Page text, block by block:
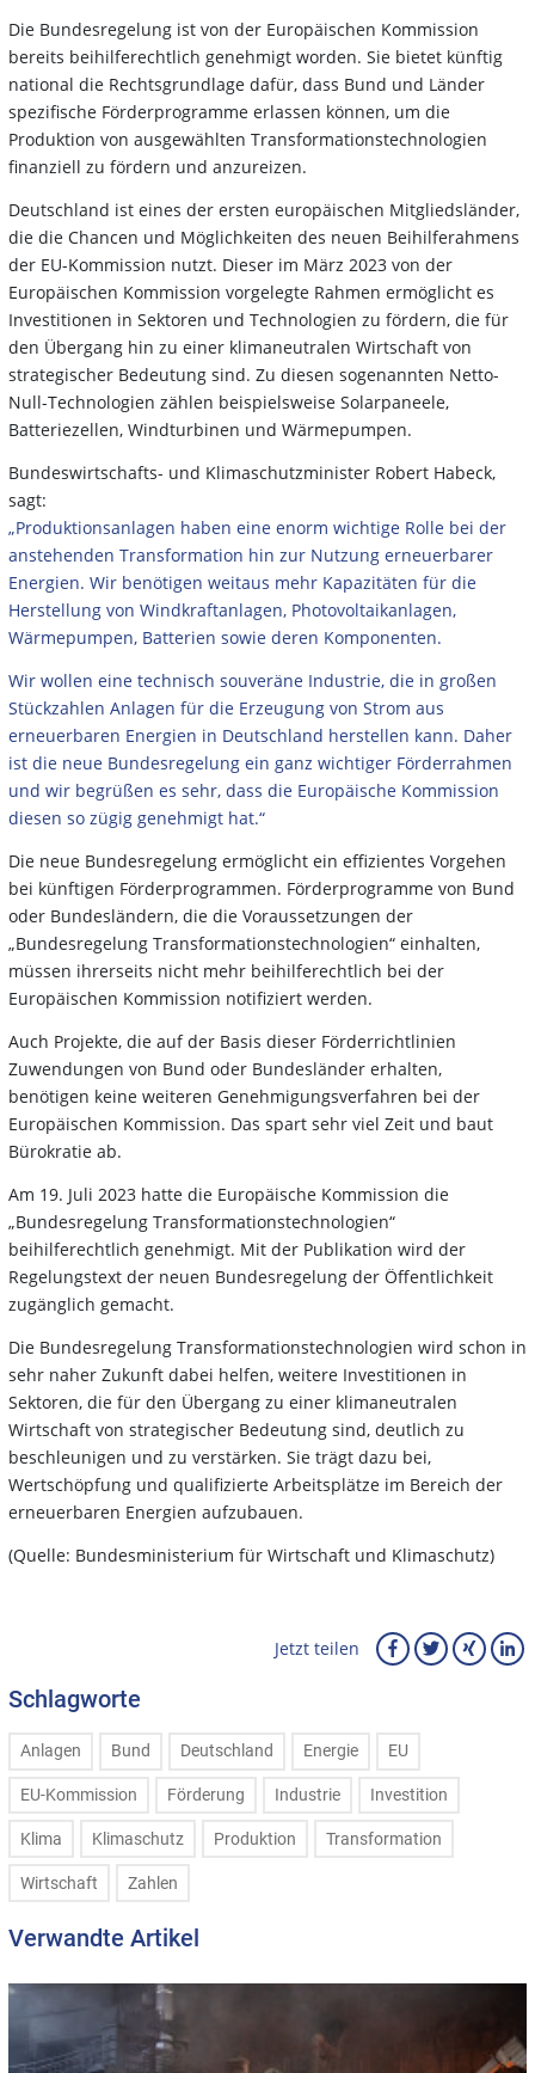
Die Bundesregelung ist von der Europäischen Kommission
bereits beihilferechtlich genehmigt worden. Sie bietet künftig
national die Rechtsgrundlage dafür, dass Bund und Länder
spezifische Förderprogramme erlassen können, um die
Produktion von ausgewählten Transformationstechnologien
finanziell zu fördern und anzureizen.
Deutschland ist eines der ersten europäischen Mitgliedsländer,
die die Chancen und Möglichkeiten des neuen Beihilferahmens
der EU-Kommission nutzt. Dieser im März 2023 von der
Europäischen Kommission vorgelegte Rahmen ermöglicht es
Investitionen in Sektoren und Technologien zu fördern, die für
den Übergang hin zu einer klimaneutralen Wirtschaft von
strategischer Bedeutung sind. Zu diesen sogenannten Netto-
Null-Technologien zählen beispielsweise Solarpaneele,
Batteriezellen, Windturbinen und Wärmepumpen.
Bundeswirtschafts- und Klimaschutzminister Robert Habeck,
sagt:
„Produktionsanlagen haben eine enorm wichtige Rolle bei der
anstehenden Transformation hin zur Nutzung erneuerbarer
Energien. Wir benötigen weitaus mehr Kapazitäten für die
Herstellung von Windkraftanlagen, Photovoltaikanlagen,
Wärmepumpen, Batterien sowie deren Komponenten.
Wir wollen eine technisch souveräne Industrie, die in großen
Stückzahlen Anlagen für die Erzeugung von Strom aus
erneuerbaren Energien in Deutschland herstellen kann. Daher
ist die neue Bundesregelung ein ganz wichtiger Förderrahmen
und wir begrüßen es sehr, dass die Europäische Kommission
diesen so zügig genehmigt hat.“
Die neue Bundesregelung ermöglicht ein effizientes Vorgehen
bei künftigen Förderprogrammen. Förderprogramme von Bund
oder Bundesländern, die die Voraussetzungen der
„Bundesregelung Transformationstechnologien“ einhalten,
müssen ihrerseits nicht mehr beihilferechtlich bei der
Europäischen Kommission notifiziert werden.
Auch Projekte, die auf der Basis dieser Förderrichtlinien
Zuwendungen von Bund oder Bundesländer erhalten,
benötigen keine weiteren Genehmigungsverfahren bei der
Europäischen Kommission. Das spart sehr viel Zeit und baut
Bürokratie ab.
Am 19. Juli 2023 hatte die Europäische Kommission die
„Bundesregelung Transformationstechnologien“
beihilferechtlich genehmigt. Mit der Publikation wird der
Regelungstext der neuen Bundesregelung der Öffentlichkeit
zugänglich gemacht.
Die Bundesregelung Transformationstechnologien wird schon in
sehr naher Zukunft dabei helfen, weitere Investitionen in
Sektoren, die für den Übergang zu einer klimaneutralen
Wirtschaft von strategischer Bedeutung sind, deutlich zu
beschleunigen und zu verstärken. Sie trägt dazu bei,
Wertschöpfung und qualifizierte Arbeitsplätze im Bereich der
erneuerbaren Energien aufzubauen.
(Quelle: Bundesministerium für Wirtschaft und Klimaschutz)
Jetzt teilen
Schlagworte
Anlagen Bund Deutschland Energie EU
EU-Kommission Förderung Industrie Investition
Klima Klimaschutz Produktion Transformation
Wirtschaft Zahlen
Verwandte Artikel